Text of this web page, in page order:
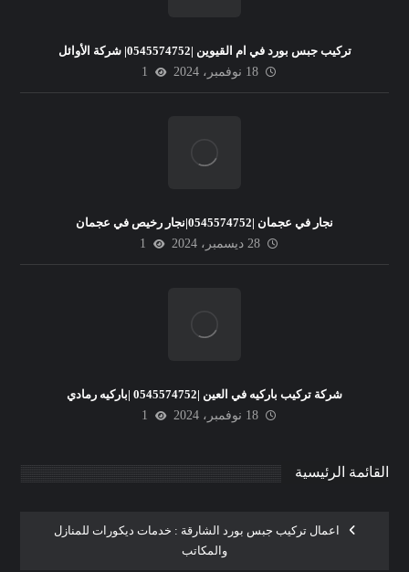
تركيب جبس بورد في ام القيوين |0545574752| شركة الأوائل
18 نوفمبر، 2024
1
نجار في عجمان |0545574752|نجار رخيص في عجمان
28 ديسمبر، 2024
1
شركة تركيب باركيه في العين |0545574752 |باركيه رمادي
18 نوفمبر، 2024
1
القائمة الرئيسية
اعمال تركيب جبس بورد الشارقة : خدمات ديكورات للمنازل
والمكاتب